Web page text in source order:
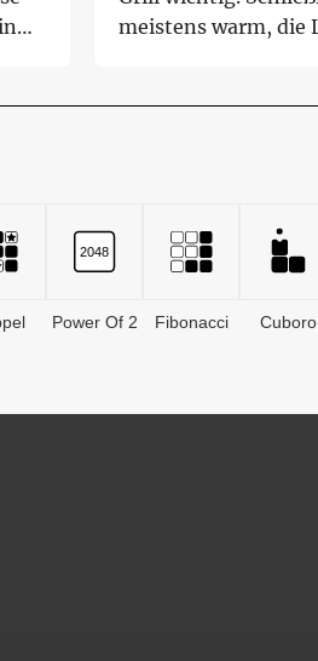
meistens warm, die
Power Of 2 Fibonacci Cuboro